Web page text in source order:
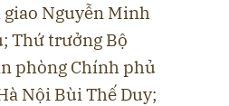
Nguyễn Minh
Thứ trưởng Bộ
phòng Chính phủ
Nội Bùi Thế Duy;